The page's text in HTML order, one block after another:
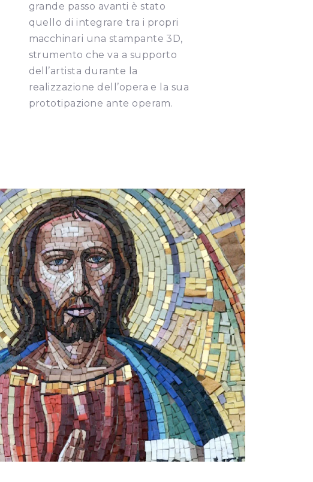
grande passo avanti è stato
quello di integrare tra i propri
macchinari una stampante 3D,
strumento che va a supporto
dell’artista durante la
realizzazione dell’opera e la sua
prototipazione ante operam.